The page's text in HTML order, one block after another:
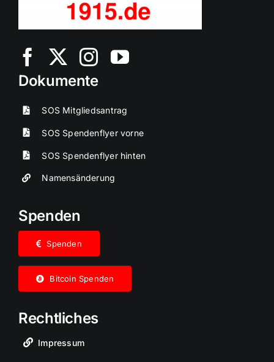
Dokumente
SOS Mitgliedsantrag
SOS Spendenflyer vorne
SOS Spendenflyer hinten
Namensänderung
Spenden
Spenden
Bitcoin Spenden
Rechtliches
Impressum